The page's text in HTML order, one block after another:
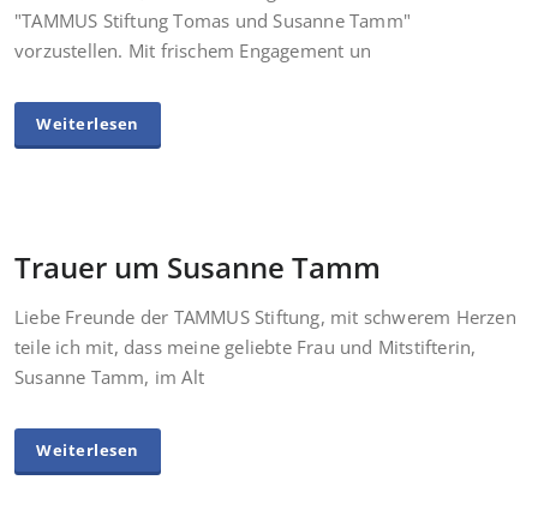
"TAMMUS Stiftung Tomas und Susanne Tamm"
vorzustellen. Mit frischem Engagement un
Weiterlesen
Trauer um Susanne Tamm
Liebe Freunde der TAMMUS Stiftung, mit schwerem Herzen
teile ich mit, dass meine geliebte Frau und Mitstifterin,
Susanne Tamm, im Alt
Weiterlesen